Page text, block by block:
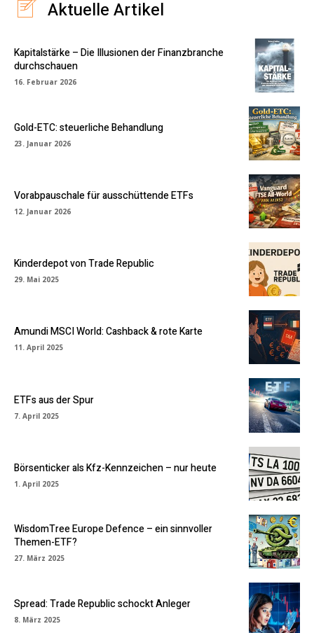
Aktuelle Artikel
Kapitalstärke – Die Illusionen der Finanzbranche
durchschauen
16. Februar 2026
Gold-ETC: steuerliche Behandlung
23. Januar 2026
Vorabpauschale für ausschüttende ETFs
12. Januar 2026
Kinderdepot von Trade Republic
29. Mai 2025
Amundi MSCI World: Cashback & rote Karte
11. April 2025
ETFs aus der Spur
7. April 2025
Börsenticker als Kfz-Kennzeichen – nur heute
1. April 2025
WisdomTree Europe Defence – ein sinnvoller
Themen-ETF?
27. März 2025
Spread: Trade Republic schockt Anleger
8. März 2025